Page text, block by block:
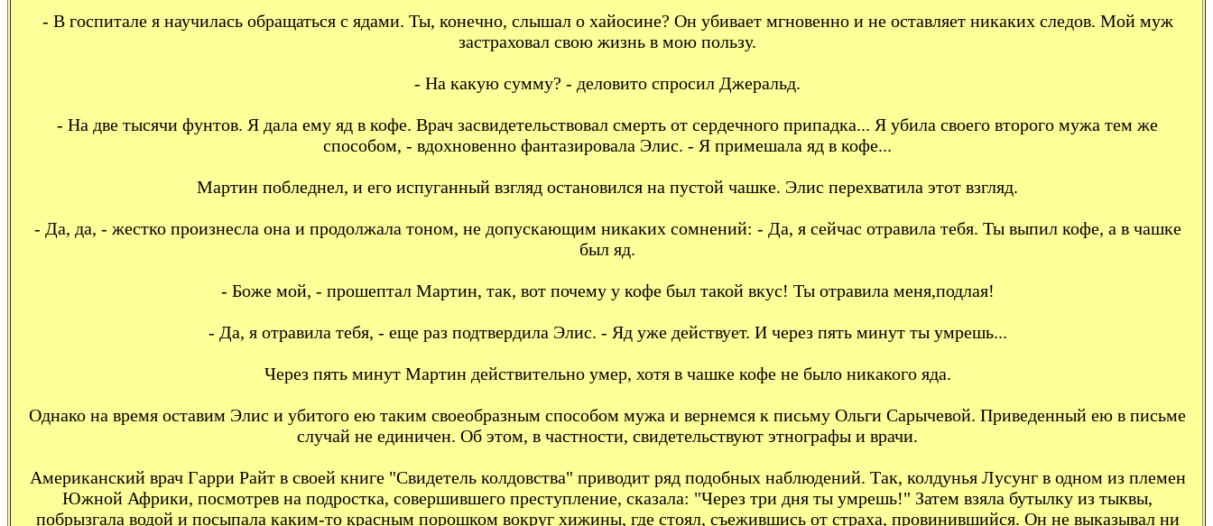
- В госпитале я научилась обращаться с ядами. Ты, конечно, слышал о хайосине? Он убивает мгновенно и не оставляет никаких следов. Мой муж
застраховал свою жизнь в мою пользу.
- На какую сумму? - деловито спросил Джеральд.
- На две тысячи фунтов. Я дала ему яд в кофе. Врач засвидетельствовал смерть от сердечного припадка... Я убила своего второго мужа тем же
способом, - вдохновенно фантазировала Элис. - Я примешала яд в кофе...
Мартин побледнел, и его испуганный взгляд остановился на пустой чашке. Элис перехватила этот взгляд.
- Да, да, - жестко произнесла она и продолжала тоном, не допускающим никаких сомнений: - Да, я сейчас отравила тебя. Ты выпил кофе, а в чашке
был яд.
- Боже мой, - прошептал Мартин, так, вот почему у кофе был такой вкус! Ты отравила меня,подлая!
- Да, я отравила тебя, - еще раз подтвердила Элис. - Яд уже действует. И через пять минут ты умрешь...
Через пять минут Мартин действительно умер, хотя в чашке кофе не было никакого яда.
Однако на время оставим Элис и убитого ею таким своеобразным способом мужа и вернемся к письму Ольги Сарычевой. Приведенный ею в письме
случай не единичен. Об этом, в частности, свидетельствуют этнографы и врачи.
Американский врач Гарри Райт в своей книге "Свидетель колдовства" приводит ряд подобных наблюдений. Так, колдунья Лусунг в одном из племен
Южной Африки, посмотрев на подростка, совершившего преступление, сказала: "Через три дня ты умрешь!" Затем взяла бутылку из тыквы,
побрызгала водой и посыпала каким-то красным порошком вокруг хижины, где стоял, съежившись от страха, провинившийся. Он не выказывал ни